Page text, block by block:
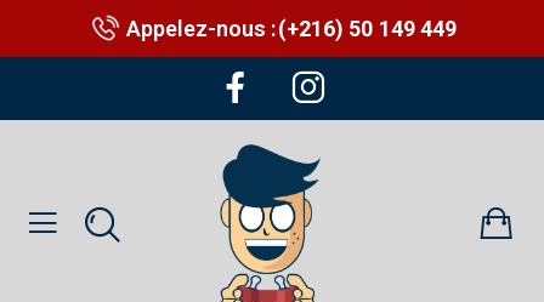
Appelez-nous :(+216) 50 149 449